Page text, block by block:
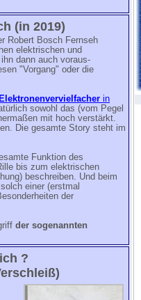
(in 2019)
Robert Bosch Fernseh
elektrischen und
dann auch voraus-
"Vorgang" oder die
Elektronenvervielfacher in
sowohl das (vom Pegel
mit hoch verstärkt.
Die gesamte Story steht im
Funktion des
bis zum elektrischen
beschreiben. Und beim
einer (erstmal
der
der sogenannten
?